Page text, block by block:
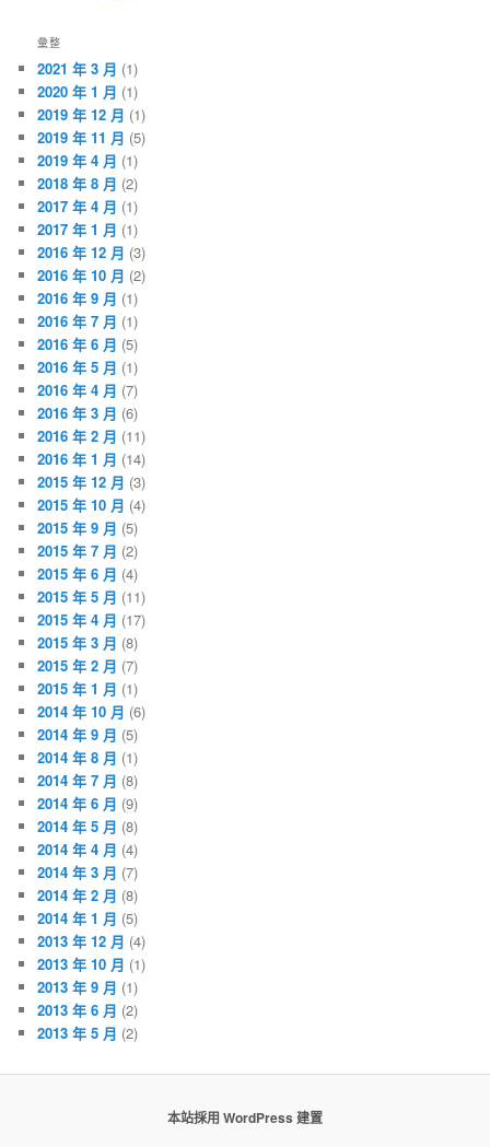
彙整
2021 年 3 月 (1)
2020 年 1 月 (1)
2019 年 12 月 (1)
2019 年 11 月 (5)
2019 年 4 月 (1)
2018 年 8 月 (2)
2017 年 4 月 (1)
2017 年 1 月 (1)
2016 年 12 月 (3)
2016 年 10 月 (2)
2016 年 9 月 (1)
2016 年 7 月 (1)
2016 年 6 月 (5)
2016 年 5 月 (1)
2016 年 4 月 (7)
2016 年 3 月 (6)
2016 年 2 月 (11)
2016 年 1 月 (14)
2015 年 12 月 (3)
2015 年 10 月 (4)
2015 年 9 月 (5)
2015 年 7 月 (2)
2015 年 6 月 (4)
2015 年 5 月 (11)
2015 年 4 月 (17)
2015 年 3 月 (8)
2015 年 2 月 (7)
2015 年 1 月 (1)
2014 年 10 月 (6)
2014 年 9 月 (5)
2014 年 8 月 (1)
2014 年 7 月 (8)
2014 年 6 月 (9)
2014 年 5 月 (8)
2014 年 4 月 (4)
2014 年 3 月 (7)
2014 年 2 月 (8)
2014 年 1 月 (5)
2013 年 12 月 (4)
2013 年 10 月 (1)
2013 年 9 月 (1)
2013 年 6 月 (2)
2013 年 5 月 (2)
本站採用 WordPress 建置